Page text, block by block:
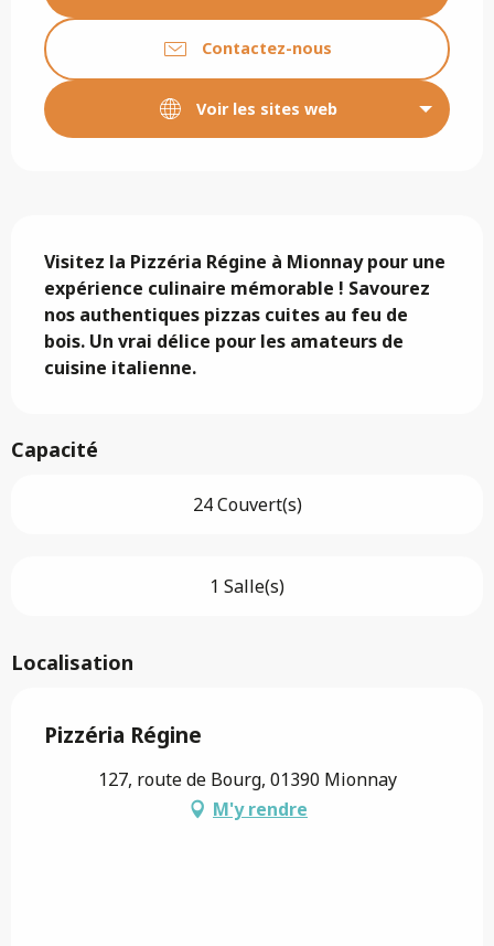
Contactez-nous
Voir les sites web
Visitez la Pizzéria Régine à Mionnay pour une
expérience culinaire mémorable ! Savourez
nos authentiques pizzas cuites au feu de
bois. Un vrai délice pour les amateurs de
cuisine italienne.
Capacité
24 Couvert(s)
1 Salle(s)
Localisation
Pizzéria Régine
127, route de Bourg, 01390 Mionnay
M'y rendre